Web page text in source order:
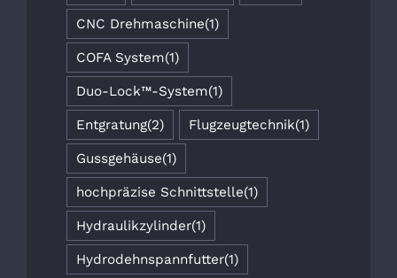
CNC Drehmaschine(1)
COFA System(1)
Duo-Lock™-System(1)
Entgratung(2) Flugzeugtechnik(1)
Gussgehäuse(1)
hochpräzise Schnittstelle(1)
Hydraulikzylinder(1)
Hydrodehnspannfutter(1)